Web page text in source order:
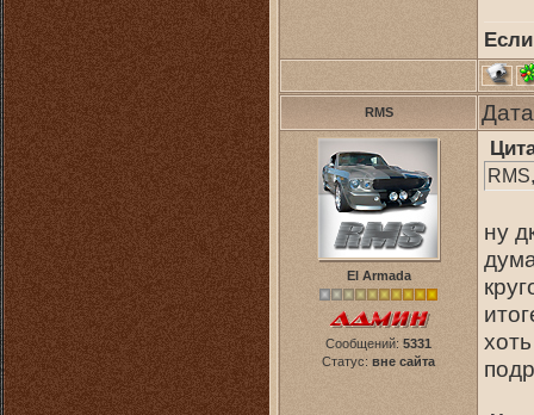
RMS
El Armada
Сообщений: 5331
Статус: вне сайта
ну